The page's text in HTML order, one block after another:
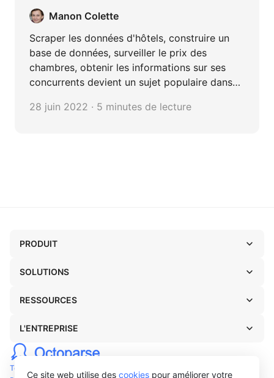
Ce site web utilise des cookies pour améliorer votre
coderManon Colette
Scraper les données d'hôtels, construire un
base de données, surveiller le prix des
chambres, obtenir les informations sur ses
concurrents devient un sujet populaire dans
présenter comment scraper les données
28 juin 2022 · 5 minutes de lecture
Termes
PRODUIT
SOLUTIONS
RESSOURCES
L'ENTREPRISE